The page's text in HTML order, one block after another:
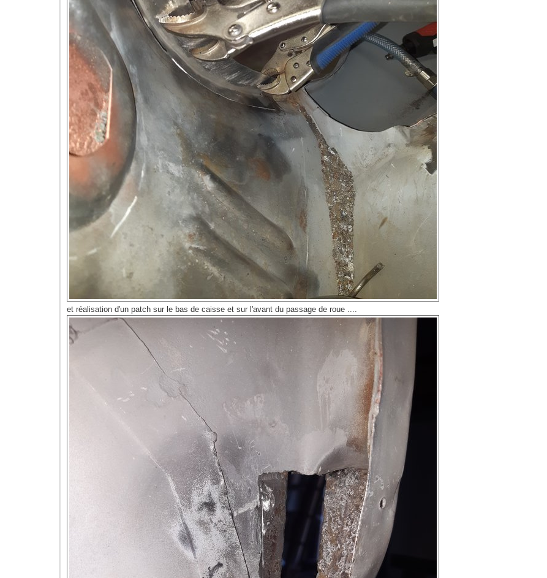
et réalisation d'un patch sur le bas de caisse et sur l'avant du passage de roue ....